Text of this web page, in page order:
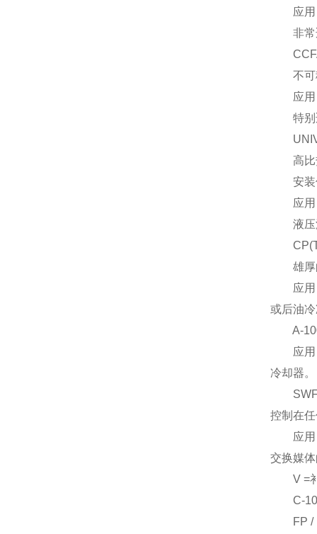
应用
非常适
CCFA
不可移
应用
特别适
高比热
安装位
应用
液压油
雄厚的
应用:
或后油
A-
应用：
冷却器。
SWF /
控制在
应用：
交换媒
V =补
C-
FP /